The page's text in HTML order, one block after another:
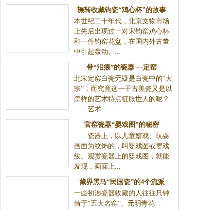
辗转收藏钧瓷“鸡心杯”的故事
本世纪二十年代，北京文物市场
上先后出现过一对宋钧窑鸡心杯
和一件钧窑花盆，在国内外古董
中引起轰动。...
带“泪痕”的瓷器 —定窑
北宋定窑白瓷无疑是白瓷中的“大
宗”，而究竟这一千古美瓷又是以
怎样的艺术特点征服世人的呢？
艺术...
官窑瓷器“婴戏图”的秘密
瓷器上，以儿童嬉戏、玩耍
画面为纹饰的，叫婴戏图或婴戏
纹。观赏瓷器上的婴戏图，就能
发现，画面上...
藏界黑马“民国瓷”的4个流派
一些初涉瓷器收藏的人往往只钟
情于“五大名窑”、元明青花